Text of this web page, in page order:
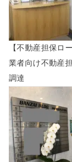
【不動産担保ロ
業者向け不動産
調達